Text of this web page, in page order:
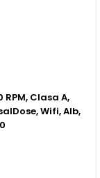
RPM, Clasa A,
Wifi, Alb,